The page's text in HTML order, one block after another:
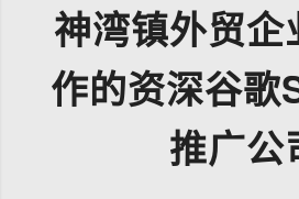
神湾镇外贸企
作的资深谷歌
推广公